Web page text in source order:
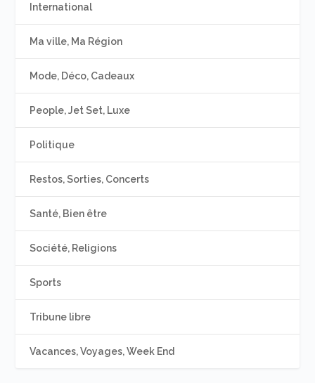
International
Ma ville, Ma Région
Mode, Déco, Cadeaux
People, Jet Set, Luxe
Politique
Restos, Sorties, Concerts
Santé, Bien être
Société, Religions
Sports
Tribune libre
Vacances, Voyages, Week End